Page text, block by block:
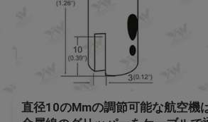
直径10のMmの調節可能な航空機